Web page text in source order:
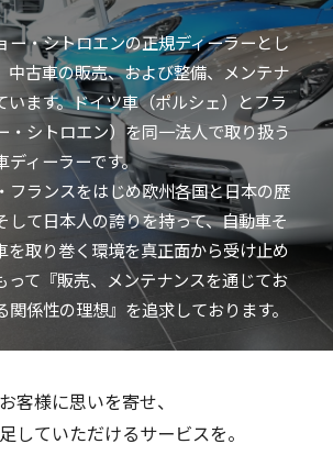
ー・シトロエンの正規ディーラーとし
中古車の販売、および整備、メンテナ
います。ドイツ車（ポルシェ）とフラ
・シトロエン）を同一法人で取り扱う
ディーラーです。
フランスをはじめ欧州各国と日本の歴
して日本人の誇りを持って、自動車そ
を取り巻く環境を真正面から受け止め
って『販売、メンテナンスを通じてお
係性の理想』を追求しております。
お客様に思いを寄せ、
していただけるサービスを。
・表彰・受賞
の取り組み
情報
採用キャリア採用働く環境
らせ
い合わせ
イバシーポリシー
シェセンター熊本
トロエン熊本